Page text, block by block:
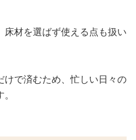
材を選ばず使える点も扱い
で済むため、忙しい日々の